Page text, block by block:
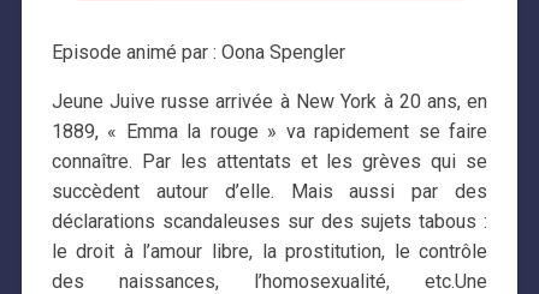
Episode animé par : Oona Spengler
Jeune Juive russe arrivée à New York à 20 ans, en
1889, « Emma la rouge » va rapidement se faire
connaître. Par les attentats et les grèves qui se
succèdent autour d’elle. Mais aussi par des
déclarations scandaleuses sur des sujets tabous :
le droit à l’amour libre, la prostitution, le contrôle
des naissances, l’homosexualité, etc.Une